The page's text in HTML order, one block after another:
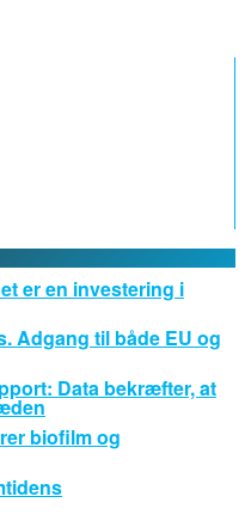
er en investering i
Adgang til både EU og
Data bekræfter, at
biofilm og